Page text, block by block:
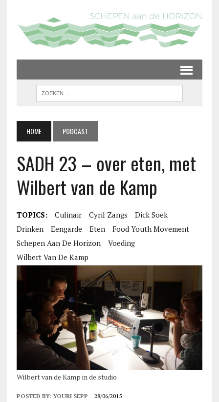
HOME PODCAST
SADH 23 – over eten, met
Wilbert van de Kamp
TOPICS: Culinair Cyril Zangs
Dick Soek
Drinken
Eengarde Eten
Food Youth Movement
Schepen Aan De Horizon
Voeding
Wilbert Van De Kamp
Wilbert van de Kamp in de studio
POSTED BY:YOURI SEPP 28/06/2015